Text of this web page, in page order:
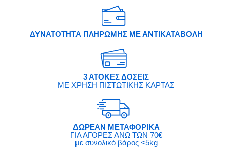
ΔΥΝΑΤΟΤΗΤΑ ΠΛΗΡΩΜΗΣ ΜΕ ΑΝΤΙΚΑΤΑΒΟΛΗ
3 ΑΤΟΚΕΣ ΔΟΣΕΙΣ
ΜΕ ΧΡΗΣΗ ΠΙΣΤΩΤΙΚΗΣ ΚΑΡΤΑΣ
ΔΩΡΕΑΝ ΜΕΤΑΦΟΡΙΚΑ
ΓΙΑ ΑΓΟΡΕΣ ΑΝΩ ΤΩΝ 70€
με συνολικό βάρος <5kg